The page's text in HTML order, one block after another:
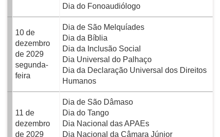
Dia do Fonoaudiólogo
10 de
dezembro
de 2029
segunda-
feira
Dia de São Melquíades
Dia da Bíblia
Dia da Inclusão Social
Dia Universal do Palhaço
Dia da Declaração Universal dos Direitos
Humanos
11 de
dezembro
de 2029
Dia de São Dâmaso
Dia do Tango
Dia Nacional das APAEs
Dia Nacional da Câmara Júnior